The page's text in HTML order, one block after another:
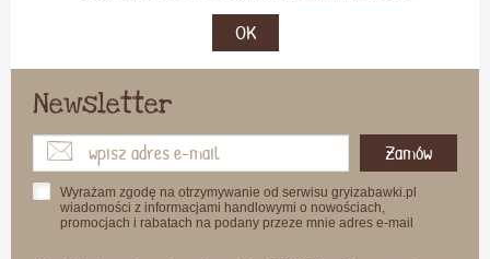
OK
Newsletter
Zamów
Wyrażam zgodę na otrzymywanie od serwisu gryizabawki.pl
wiadomości z informacjami handlowymi o nowościach,
promocjach i rabatach na podany przeze mnie adres e-mail